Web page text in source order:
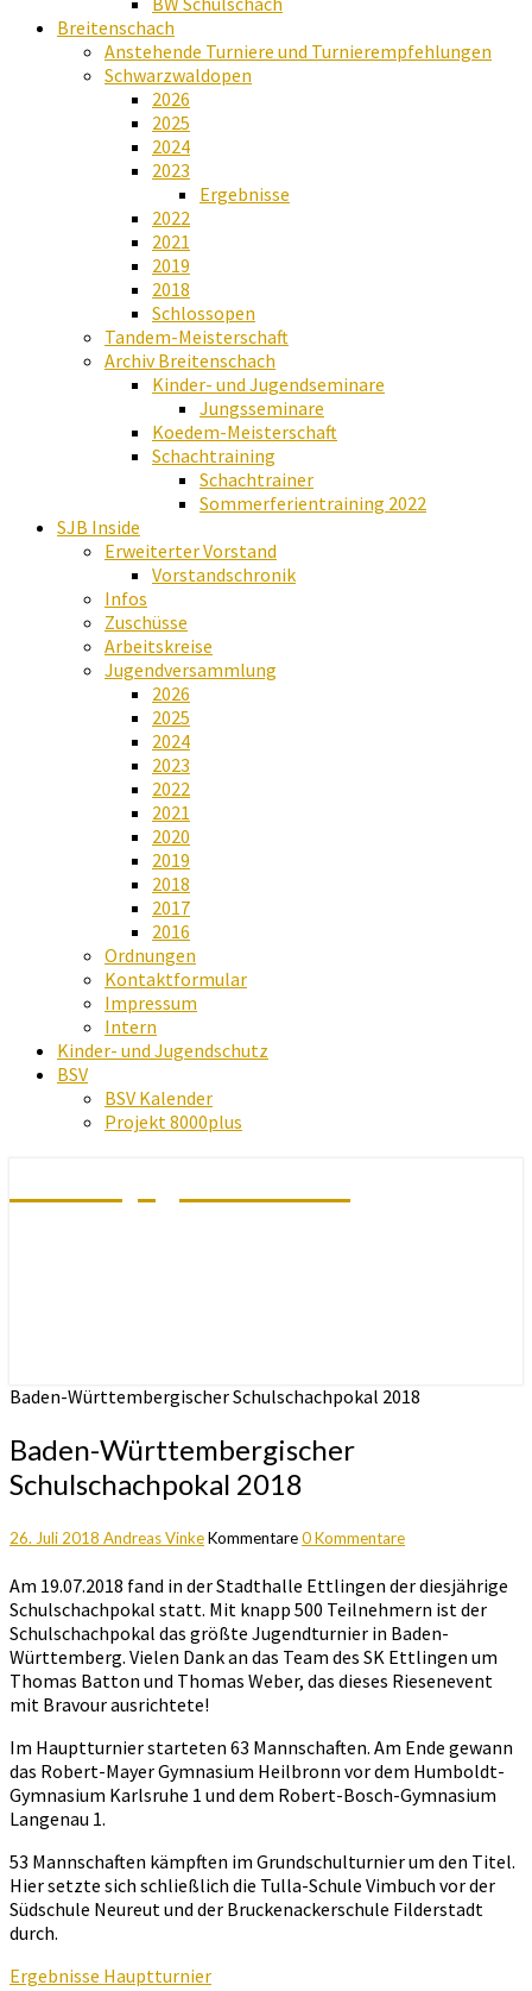
Breitenschach
Anstehende Turniere und Turnierempfehlungen
Schwarzwaldopen
2026
2025
2024
2023
Ergebnisse
2022
2021
2019
2018
Schlossopen
Tandem-Meisterschaft
Archiv Breitenschach
Kinder- und Jugendseminare
Jungsseminare
Koedem-Meisterschaft
Schachtraining
Schachtrainer
Sommerferientraining 2022
SJB Inside
Erweiterter Vorstand
Vorstandschronik
Infos
Zuschüsse
Arbeitskreise
Jugendversammlung
2026
2025
2024
2023
2022
2021
2020
2019
2018
2017
2016
Ordnungen
Kontaktformular
Impressum
Intern
Kinder- und Jugendschutz
BSV
BSV Kalender
Projekt 8000plus
Baden-Württembergischer Schulschachpokal 2018
Baden-Württembergischer
Schulschachpokal 2018
26. Juli 2018 Andreas VinkeKommentare0 Kommentare
Am 19.07.2018 fand in der Stadthalle Ettlingen der diesjährige
Schulschachpokal statt. Mit knapp 500 Teilnehmern ist der
Schulschachpokal das größte Jugendturnier in Baden-
Württemberg. Vielen Dank an das Team des SK Ettlingen um
Thomas Batton und Thomas Weber, das dieses Riesenevent
mit Bravour ausrichtete!
Im Hauptturnier starteten 63 Mannschaften. Am Ende gewann
das Robert-Mayer Gymnasium Heilbronn vor dem Humboldt-
Gymnasium Karlsruhe 1 und dem Robert-Bosch-Gymnasium
Langenau 1.
53 Mannschaften kämpften im Grundschulturnier um den Titel.
Hier setzte sich schließlich die Tulla-Schule Vimbuch vor der
Südschule Neureut und der Bruckenackerschule Filderstadt
durch.
Ergebnisse Hauptturnier